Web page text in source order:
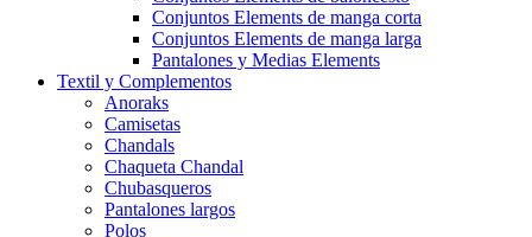
Conjuntos Elements de manga corta
Conjuntos Elements de manga larga
Pantalones y Medias Elements
Textil y Complementos
Anoraks
Camisetas
Chandals
Chaqueta Chandal
Chubasqueros
Pantalones largos
Polos